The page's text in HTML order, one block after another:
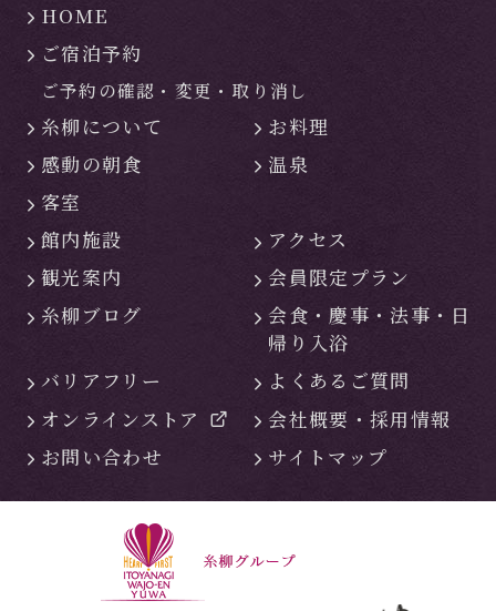
HOME
ご宿泊予約
ご予約の確認・ 変更・ 取り消し
糸柳について
お料理
感動の朝食
温泉
客室
館内施設
アクセス
観光案内
会員限定プラン
糸柳ブログ
会食・慶事・ 法事・日
帰り入浴
バリアフリー
よくあるご質問
オンラインストア
会社概要・ 採用情報
お問い合わせ
サイトマップ